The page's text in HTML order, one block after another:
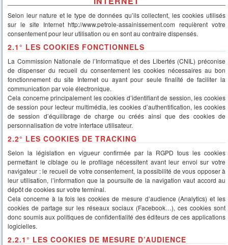
Selon leur nature et le type de données qu’ils collectent, les cookies utilisés
sur le site Internet http://www.petrole-assainissement.com requièrent votre
consentement pour leur utilisation ou en sont au contraire dispensés.
2.1° LES COOKIES FONCTIONNELS
La Commission Nationale de l’Informatique et des Libertés (CNIL) préconise
de dispenser du recueil du consentement les cookies nécessaires au bon
fonctionnement du site Internet ou ayant pour seule finalité de faciliter la
communication par voie électronique.
Cela concerne principalement les cookies d’identifiant de session, les cookies
de session pour lecteur multimédia, les cookies d’authentification, les cookies
de session d’équilibrage de charge ou créés ainsi que des cookies de
personnalisation de votre interface utilisateur.
2.2° LES COOKIES DE TRACKING
Selon la législation en vigueur confirmée par la RGPD tous les cookies
permettant le ciblage ou le profilage nécessitent avant leur envoi sur votre
navigateur : le recueil de votre consentement, la possibilité de vous opposer à
leur utilisation, l’information que la poursuite de la navigation vaut accord au
dépôt de cookies sur votre terminal.
Cela concerne à la fois les cookies de mesure d’audience (Analytics) et les
cookies de partage sur les réseaux sociaux (Facebook…), ces cookies sont
donc soumis aux politiques de confidentialité des éditeurs de ces applications
logicielles.
2.2.1° LES COOKIES DE MESURE D’AUDIENCE